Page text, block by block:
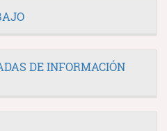
DE INFORMACIÓN